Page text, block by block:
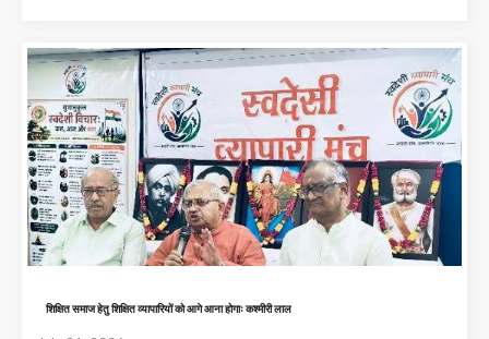
शिक्षित समाज हेतु शिक्षित व्यापारियों को आगे आना होगाः कश्मीरी लाल